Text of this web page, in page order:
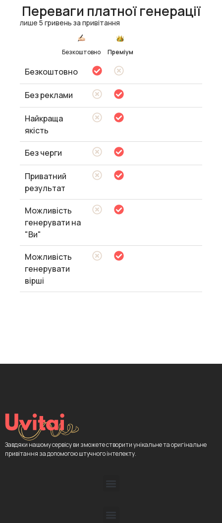
Переваги платної генерації
лише 5 гривень за привітання
Безкоштовно Преміум
Безкоштовно
Без реклами
Найкраща
якість
Без черги
Приватний
результат
Можливість
генерувати на
"Ви"
Можливість
генерувати
вірші
Завдяки нашому сервісу ви зможете створити унікальне та оригінальне
привітання за допомогою штучного інтелекту.